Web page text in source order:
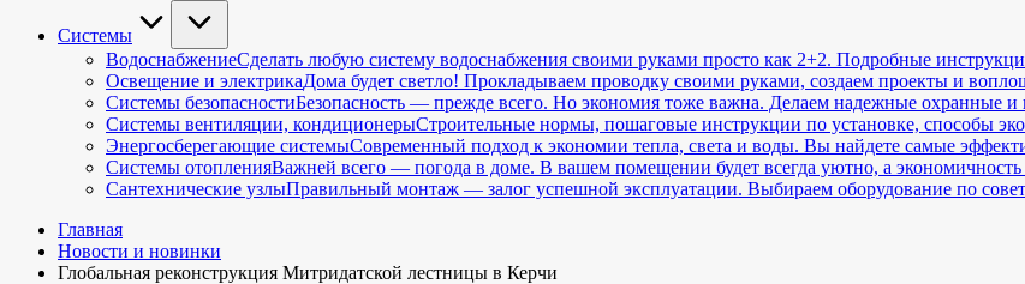
Cистемы
ВодоснабжениеСделать любую систему водоснабжения своими руками просто как 2+2. Подробные
Освещение и электрикаДома будет светло! Прокладываем проводку своими руками, создаем проекты и
Системы безопасностиБезопасность — прежде всего. Но экономия тоже важна. Делаем надежные охранные
Системы вентиляции, кондиционерыСтроительные нормы, пошаговые инструкции по установке, способы
Энергосберегающие системыСовременный подход к экономии тепла, света и воды. Вы найдете самые
Системы отопленияВажней всего — погода в доме. В вашем помещении будет всегда уютно, а
Сантехнические узлыПравильный монтаж — залог успешной эксплуатации. Выбираем оборудование по
Главная
Новости и новинки
Глобальная реконструкция Митридатской лестницы в Керчи